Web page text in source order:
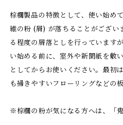
棕櫚製品の特徴として、使い始め
維の粉 (屑) が落ちることがござい
る程度の屑落としを行っています
い始める前に、室外や新聞紙を敷
としてからお使いください。最初
も掃きやすいフローリングなどの
※棕櫚の粉が気になる方へは、「